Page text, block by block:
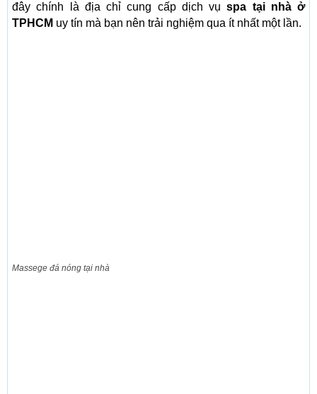
đây chính là địa chỉ cung cấp dịch vụspa tại nhà ở
TPHCM uy tín mà bạn nên trải nghiệm qua ít nhất một lần.
Massege đá nóng tại nhà